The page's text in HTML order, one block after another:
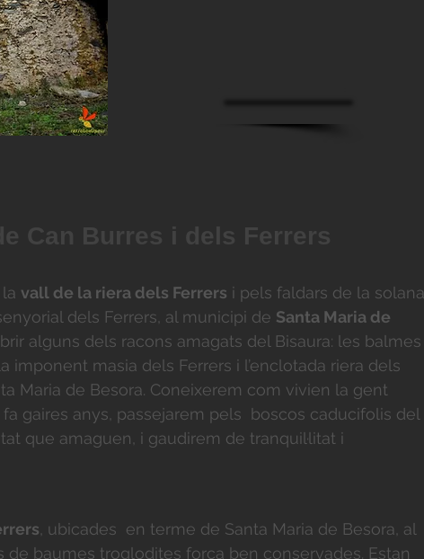
Can Burres i dels Ferrers
vall de la riera dels Ferrers i pels faldars de la solana
dels Ferrers, al municipi de Santa Maria de
alguns dels racons amagats del Bisaura: les balmes
imponent masia dels Ferrers i l’enclotada riera dels
Maria de Besora. Coneixerem com vivien la gent
gaires anys, passejarem pels boscos caducifolis del
que amaguen, i gaudirem de tranquil·litat i
, ubicades en terme de Santa Maria de Besora, al
de baumes troglodites força ben conservades. Estan